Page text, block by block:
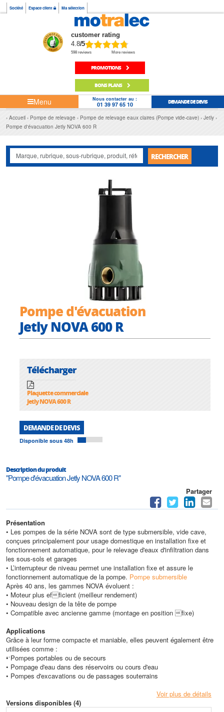
Société Espace client Ma sélection
customer rating
4.8/5
598 reviews More reviews
PROMOTIONS
BONS PLANS
Menu Nous contacter au :
01 39 97 65 10 DEMANDE DE DEVIS
Accueil Pompe de relevage Pompe de relevage eaux claires (Pompe vide-cave)
Jetly
Pompe d'évacuation Jetly NOVA 600 R
RECHERCHER
Pompe d'évacuation
Jetly NOVA 600 R
Télécharger
Plaquette commerciale
Jetly NOVA 600 R
DEMANDE DE DEVIS
Disponible sous 48h
Description du produit
"Pompe d'évacuation Jetly NOVA 600 R"
Partager
Présentation
• Les pompes de la série NOVA sont de type submersible, vide cave,
conçues principalement pour usage domestique en installation fixe et
fonctionnement automatique, pour le relevage d'eaux d'infiltration dans
les sous-sols et garages
• L’interrupteur de niveau permet une installation fixe et assure le
fonctionnement automatique de la pompe. Pompe submersible
Après 40 ans, les gammes NOVA évoluent :
• Moteur plus efficient (meilleur rendement)
• Nouveau design de la tête de pompe
• Compatible avec ancienne gamme (montage en position fixe)
Applications
Grâce à leur forme compacte et maniable, elles peuvent également être
utilisées comme :
• Pompes portables ou de secours
• Pompage d'eau dans des réservoirs ou cours d'eau
• Pompes d'excavations ou de passages souterrains
• Corps de pompe, turbine et grille d’aspiration en technopolymère
Voir plus de détails
Versions disponibles (4)